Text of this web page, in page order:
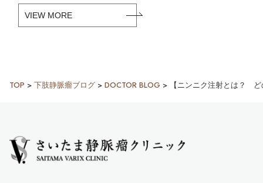
VIEW MORE
TOP > 下肢静脈瘤ブログ > DOCTOR BLOG > 【ニンニク注射とは？